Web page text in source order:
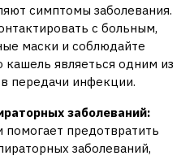
симптомы заболевания.
с больным,
маски и соблюдайте
являеться одним из
передачи инфекции.
заболеваний:
предотвратить
заболеваний,